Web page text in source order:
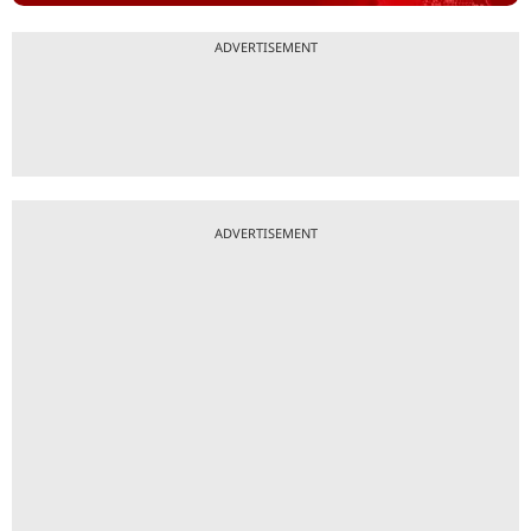
ADVERTISEMENT
ADVERTISEMENT